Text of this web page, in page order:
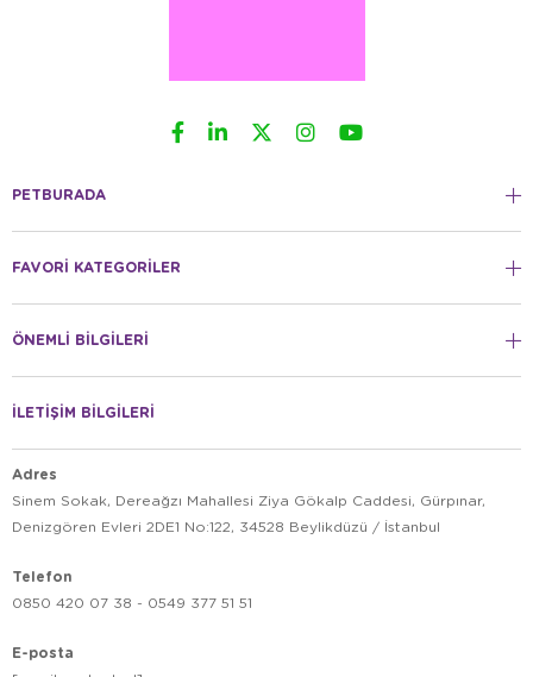
PETBURADA
FAVORİ KATEGORİLER
ÖNEMLİ BİLGİLERİ
İLETİŞİM BİLGİLERİ
Adres
Sinem Sokak, Dereağzı Mahallesi Ziya Gökalp Caddesi, Gürpınar,
Denizgören Evleri 2DE1 No:122, 34528 Beylikdüzü / İstanbul
Telefon
0850 420 07 38 - 0549 377 51 51
E-posta